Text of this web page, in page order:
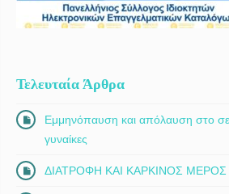
Τελευταία Άρθρα
Εμμηνόπαυση και απόλαυση στο
γυναίκες
ΔΙΑΤΡΟΦΗ ΚΑΙ ΚΑΡΚΙΝΟΣ ΜΕΡΟΣ